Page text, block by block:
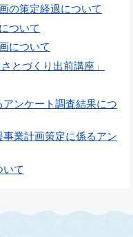
の策定経過について
ついて
について
とづくり出前講座」
ンケート調査結果につ
業計画策定に係るアン
いて